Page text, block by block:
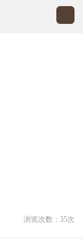
浏览次数： 35次